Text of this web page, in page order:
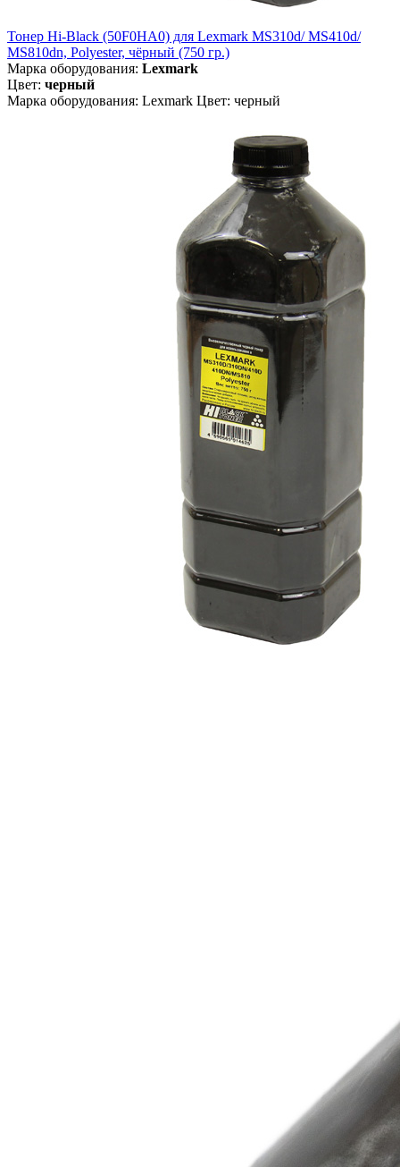
Тонер Hi-Black (50F0HA0) для Lexmark MS310d/ MS410d/
MS810dn, Polyester, чёрный (750 гр.)
Марка оборудования: Lexmark
Цвет: черный
Марка оборудования: Lexmark Цвет: черный